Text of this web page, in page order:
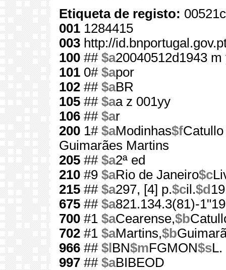
Etiqueta de registo:
001 1284415
003 http://
100 ## $a20040512d1943
101 0# $apor
102 ## $aBR
105 ## $aa z 001yy
106 ## $ar
200 1# $aModinhas$f
Guimarães Martins
205 ## $a2ª ed
210 #9 $aRio de Janeiro$c
215 ## $a297, [4] p.$cil.$d
675 ## $a821.134.3(81)-
700 #1 $aCearense,$b
702 #1 $aMartins,$b
966 ## $l BN$mFGMON$sL.
997 ## $aBIBEOD